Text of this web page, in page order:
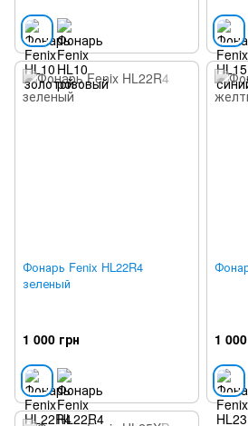
Фонарь Fenix HL22R4
зеленый
1 000 грн 1